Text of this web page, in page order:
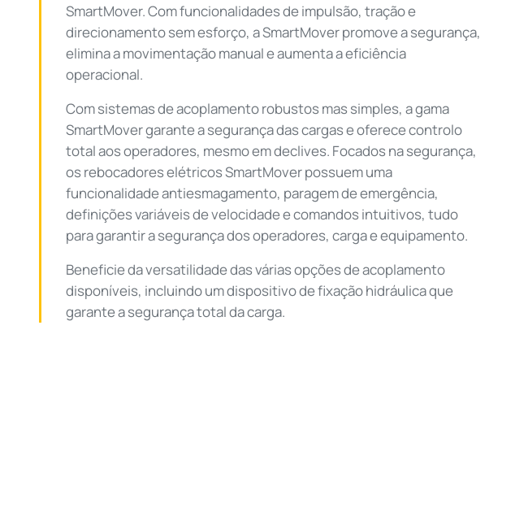
SmartMover. Com funcionalidades de impulsão, tração e
direcionamento sem esforço, a SmartMover promove a segurança,
elimina a movimentação manual e aumenta a eficiência
operacional.
Com sistemas de acoplamento robustos mas simples, a gama
SmartMover garante a segurança das cargas e oferece controlo
total aos operadores, mesmo em declives. Focados na segurança,
os rebocadores elétricos SmartMover possuem uma
funcionalidade antiesmagamento, paragem de emergência,
definições variáveis de velocidade e comandos intuitivos, tudo
para garantir a segurança dos operadores, carga e equipamento.
Beneficie da versatilidade das várias opções de acoplamento
disponíveis, incluindo um dispositivo de fixação hidráulica que
garante a segurança total da carga.